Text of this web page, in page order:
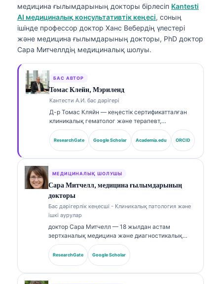
медицина ғылымдарының докторы бірлесіп Kantesti
AI медициналық консультативтік кеңесі, соның
ішінде профессор доктор Ханс Вебердің үлестері
және медицина ғылымдарының докторы, PhD доктор
Сара Митчеллдің медициналық шолуы.
БАС АВТОР
Томас Клейн, Мэриленд
Кантести А.И. бас дәрігері
Д-р Томас Кляйн — кеңестік сертификатталған
клиникалық гематолог және терапевт,
зертханалық медицина саласында және ЖИ-мен
(AI) сүйемелденген клиникалық талдауда 15
жылдан астам тәжірибесі бар. Kantesti AI
дәлдігін қамтамасыз етуге қатысты клиникалық
қадағалауды жүзеге асырады. Д-р Кляйн
биомаркерлерді түсіндіру және зертханалық
диагностика бойынша зертханалық медицина
тақырыптарында кеңінен жариялады.
ResearchGate Google Scholar Academia.edu ORCID
МЕДИЦИНАЛЫҚ ШОЛУШЫ
Сара Митчелл, медицина ғылымдарының
докторы
Бас дәрігерлік кеңесші - Клиникалық патология және
ішкі аурулар
доктор Сара Митчелл — 18 жылдан астам
зертханалық медицина және диагностикалық
талдау саласында тәжірибесі бар, біліктілігі
расталған клиникалық патологоанатом. Ол
клиникалық химия бойынша мамандандырылған
ResearchGate Google Scholar